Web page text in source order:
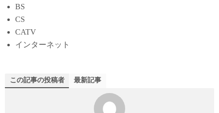
BS
CS
CATV
インターネット
この記事の投稿者 最新記事